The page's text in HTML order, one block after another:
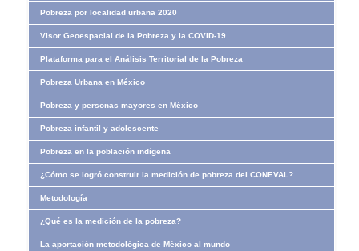
Pobreza por localidad urbana 2020
Visor Geoespacial de la Pobreza y la COVID-19
Plataforma para el Análisis Territorial de la Pobreza
Pobreza Urbana en México
Pobreza y personas mayores en México
Pobreza infantil y adolescente
Pobreza en la población indígena
¿Cómo se logró construir la medición de pobreza del CONEVAL?
Metodología
¿Qué es la medición de la pobreza?
La aportación metodológica de México al mundo